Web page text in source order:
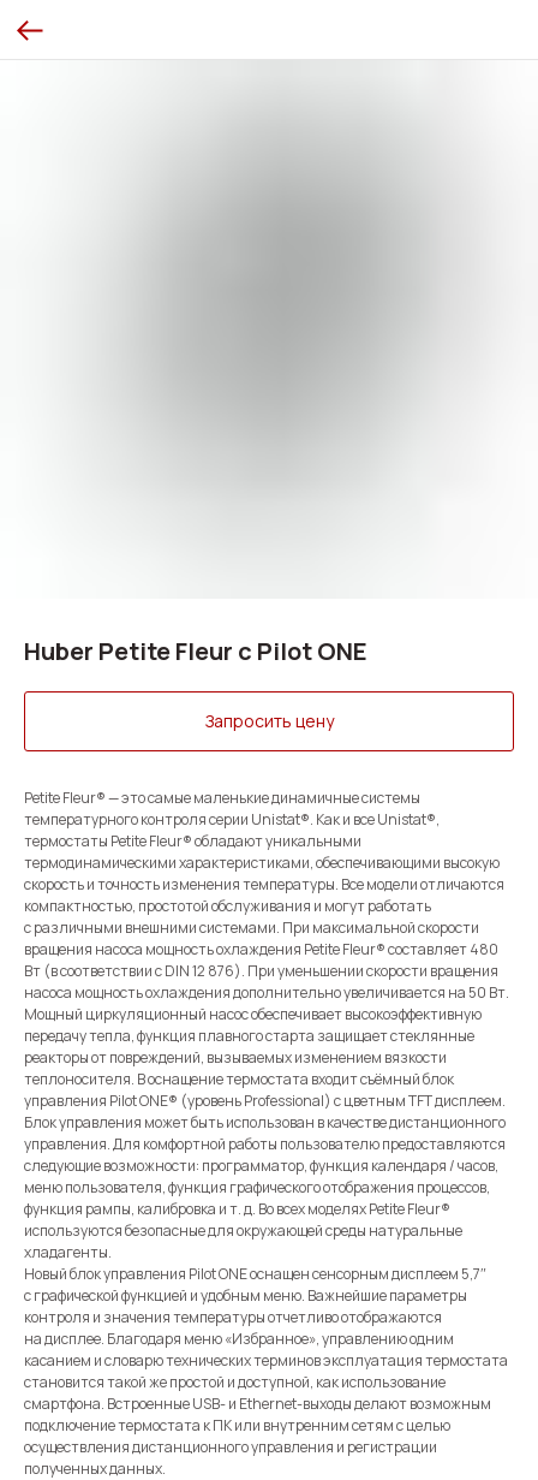
Huber Petite Fleur с Pilot ONE
Запросить цену
Petite Fleur® — это самые маленькие динамичные системы
температурного контроля серии Unistat®. Как и все Unistat®,
термостаты Petite Fleur® обладают уникальными
термодинамическими характеристиками, обеспечивающими высокую
скорость и точность изменения температуры. Все модели отличаются
компактностью, простотой обслуживания и могут работать
с различными внешними системами. При максимальной скорости
вращения насоса мощность охлаждения Petite Fleur® составляет 480
Вт (в соответствии с DIN 12 876). При уменьшении скорости вращения
насоса мощность охлаждения дополнительно увеличивается на 50 Вт.
Мощный циркуляционный насос обеспечивает высокоэффективную
передачу тепла, функция плавного старта защищает стеклянные
реакторы от повреждений, вызываемых изменением вязкости
теплоносителя. В оснащение термостата входит съёмный блок
управления Pilot ONE® (уровень Professional) с цветным TFT дисплеем.
Блок управления может быть использован в качестве дистанционного
управления. Для комфортной работы пользователю предоставляются
следующие возможности: программатор, функция календаря / часов,
меню пользователя, функция графического отображения процессов,
функция рампы, калибровка и т. д. Во всех моделях Petite Fleur®
используются безопасные для окружающей среды натуральные
хладагенты.
Новый блок управления Pilot ONE оснащен сенсорным дисплеем 5,7″
с графической функцией и удобным меню. Важнейшие параметры
контроля и значения температуры отчетливо отображаются
на дисплее. Благодаря меню «Избранное», управлению одним
касанием и словарю технических терминов эксплуатация термостата
становится такой же простой и доступной, как использование
смартфона. Встроенные USB- и Ethernet-выходы делают возможным
подключение термостата к ПК или внутренним сетям с целью
осуществления дистанционного управления и регистрации
полученных данных.